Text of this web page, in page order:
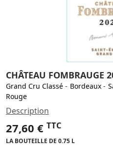
CHÂTEAU FOMBRAUGE
Grand Cru Classé - Bordeaux -
Rouge
Description
27,60 € TTC
LA BOUTEILLE DE 0.75 L